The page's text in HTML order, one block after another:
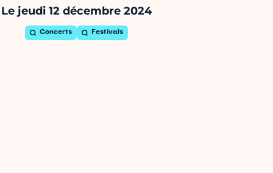
Le jeudi 12 décembre 2024
Concerts Festivals